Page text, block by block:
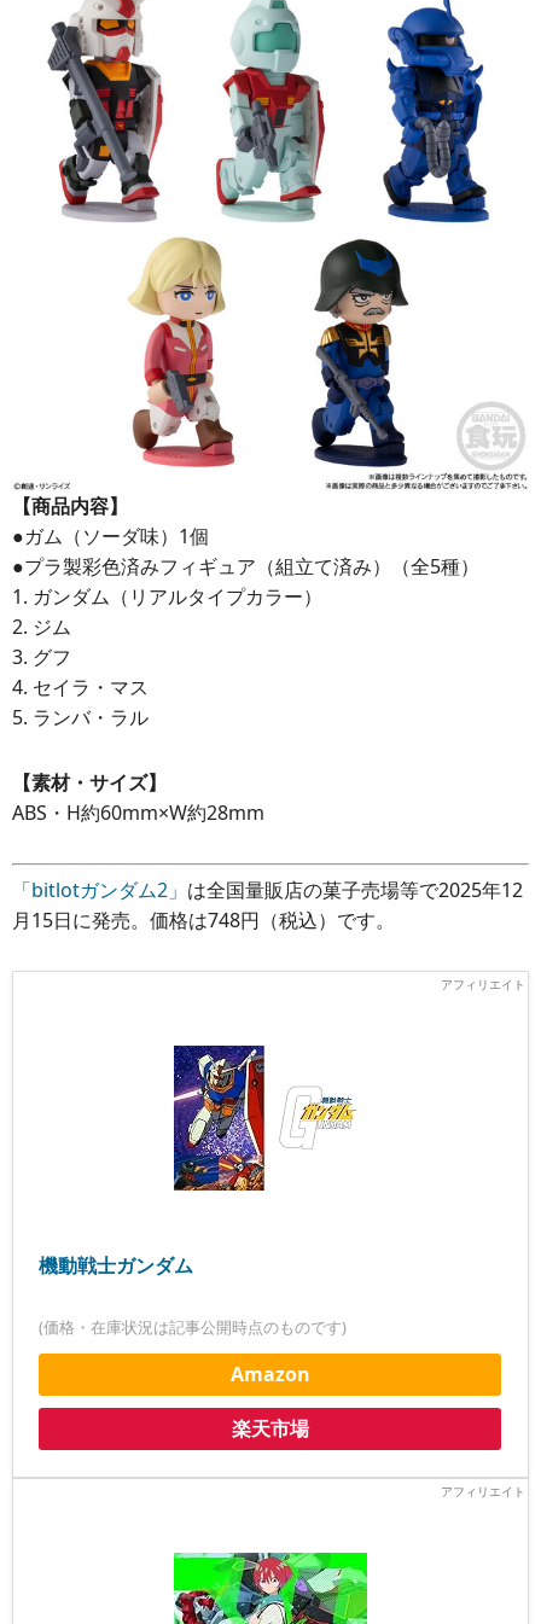
【商品内容】
●ガム（ソーダ味）1個
●プラ製彩色済みフィギュア（組立て済み）（全5種）
1. ガンダム（リアルタイプカラー）
2. ジム
3. グフ
4. セイラ・マス
5. ランバ・ラル
【素材・サイズ】
ABS・H約60mm×W約28mm
「bitlotガンダム2」 は全国量販店の菓子売場等で2025年12
月15日に発売。価格は748円（税込）です。
機動戦士ガンダム
(価格・在庫状況は記事公開時点のものです)
Amazon
楽天市場